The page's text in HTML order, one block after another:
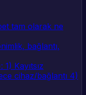
tam olarak ne
bağlantı,
Kayıtsız
cihaz/bağlantı 4)